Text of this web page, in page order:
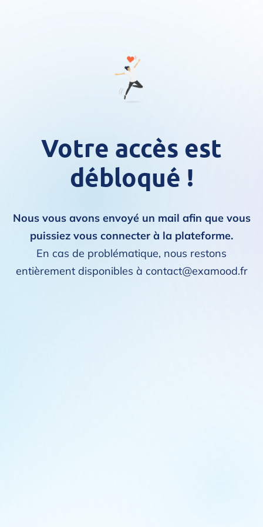
Votre accès est
débloqué !
Nous vous avons envoyé un mail afin que vous
puissiez vous connecter à la plateforme.
En cas de problématique, nous restons
entièrement disponibles à contact@examood.fr